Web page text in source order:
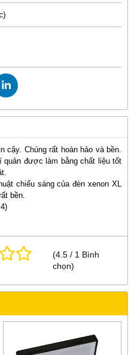
cậy. Chúng rất hoàn hảo và bền.
được làm bằng chất liệu tốt
chiếu sáng của đèn xenon XL
bền.
(4.5 / 1 Bình
chọn)